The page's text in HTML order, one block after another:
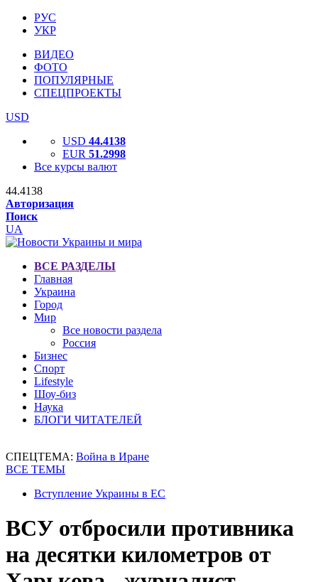
РУС
УКР
ВИДЕО
ФОТО
ПОПУЛЯРНЫЕ
СПЕЦПРОЕКТЫ
USD
USD 44.4138
EUR 51.2998
Все курсы валют
44.4138
Авторизация
Поиск
UA
ВСЕ РАЗДЕЛЫ
Главная
Украина
Город
Мир
Все новости раздела
Россия
Бизнес
Спорт
Lifestyle
Шоу-биз
Наука
БЛОГИ ЧИТАТЕЛЕЙ
СПЕЦТЕМА: Война в Иране
ВСЕ ТЕМЫ
Вступление Украины в ЕС
ВСУ отбросили противника
на десятки километров от